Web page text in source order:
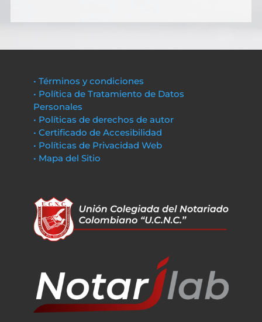
• Términos y condiciones
• Política de Tratamiento de Datos
Personales
• Políticas de derechos de autor
• Certificado de Accesibilidad
• Políticas de Privacidad Web
• Mapa del Sitio